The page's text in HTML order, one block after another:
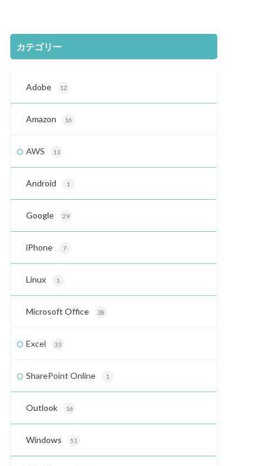
カテゴリー
Adobe 12
Amazon 16
AWS 13
Android 1
Google 29
iPhone 7
Linux 1
Microsoft Office 38
Excel 33
SharePoint Online 1
Outlook 16
Windows 51